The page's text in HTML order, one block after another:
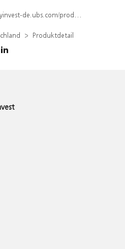
produkt/detail/index/isin/DE000WA6XBC4
Produktdetail